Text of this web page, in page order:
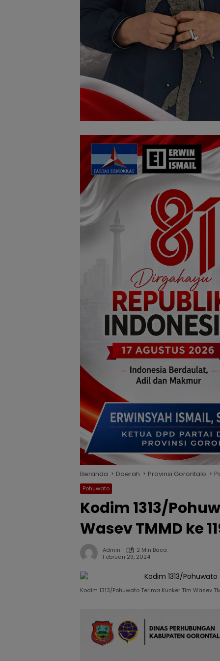
Beranda Daerah Provinsi Gorontalo
Pohuwato
Kodim 1313/
Wasev TMMD ke
Admin
2 Min Baca
Februari 29, 2024
Kodim 1313/Pohuwato Terima Kunker Tim Wasev